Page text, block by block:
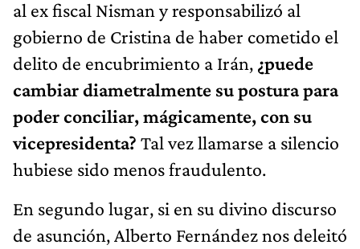
al ex fiscal Nisman y responsabilizó al
gobierno de Cristina de haber cometido el
delito de encubrimiento a Irán, ¿puede
cambiar diametralmente su postura para
poder conciliar, mágicamente, con su
vicepresidenta? Tal vez llamarse a silencio
hubiese sido menos fraudulento.
En segundo lugar, si en su divino discurso
de asunción, Alberto Fernández nos deleitó